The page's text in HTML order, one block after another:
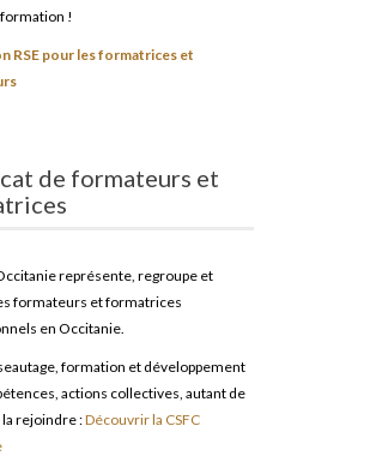
!
RSE pour les formatrices et
de formateurs et
représente, regroupe et
formateurs et formatrices
en Occitanie.
formation et développement
actions collectives, autant de
rejoindre :Découvrir la CSFC